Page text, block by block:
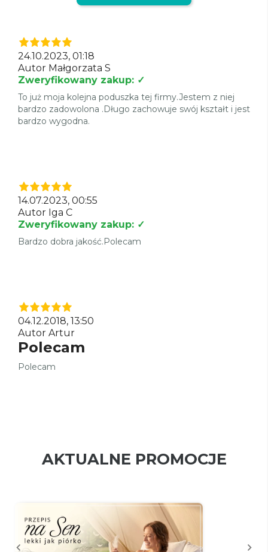
24.10.2023, 01:18
Autor Małgorzata S
Zweryfikowany zakup: ✓
To już moja kolejna poduszka tej firmy.Jestem z niej
bardzo zadowolona .Długo zachowuje swój kształt i jest
bardzo wygodna.
14.07.2023, 00:55
Autor Iga C
Zweryfikowany zakup: ✓
Bardzo dobra jakość.Polecam
04.12.2018, 13:50
Autor Artur
Polecam
Polecam
AKTUALNE PROMOCJE